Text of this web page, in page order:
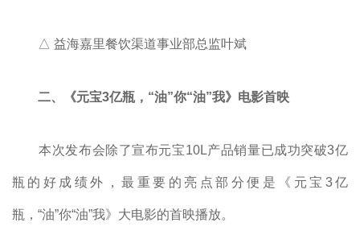
△ 益海嘉里餐饮渠道事业部总监叶斌
二、《元宝3亿瓶，“油”你“油”我》电影首映
本次发布会除了宣布元宝10L产品销量已成功突破3亿
瓶的好成绩外，最重要的亮点部分便是《元宝3亿
瓶，“油”你“油”我》大电影的首映播放。